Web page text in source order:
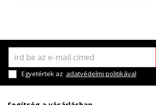
Egyetértek az adatvédelmi politikával